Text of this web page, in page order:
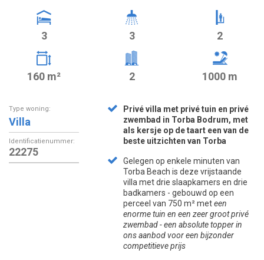
3 3 2
160 m² 2 1000 m
Type woning:
Villa
Identificatienummer:
22275
Privé villa met privé tuin en privé
zwembad in Torba Bodrum, met
als kersje op de taart een van de
beste uitzichten van Torba
Gelegen op enkele minuten van
Torba Beach is deze vrijstaande
villa met drie slaapkamers en drie
badkamers - gebouwd op een
perceel van 750 m² meteen
enorme tuin en een zeer groot privé
zwembad - een absolute topper in
ons aanbod voor een bijzonder
competitieve prijs